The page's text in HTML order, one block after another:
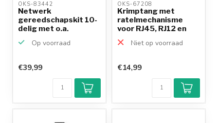
OKS-83442
Netwerk
gereedschapskit 10-
delig met o.a.
Op voorraad
€39,99
OKS-67208
Krimptang met
ratelmechanisme
voor RJ45, RJ12 en
RJ11 con...
Niet op voorraad
€14,99